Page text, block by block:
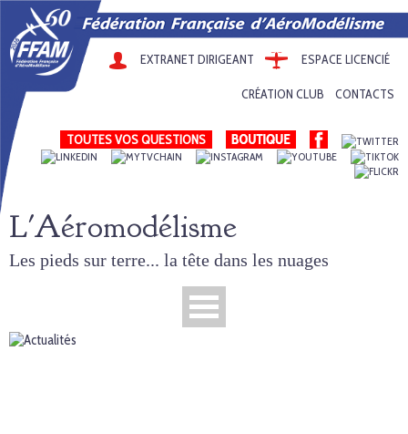
EXTRANET DIRIGEANT ESPACE LICENCIÉ
CRÉATION CLUB CONTACTS
TOUTES VOS QUESTIONS
L'Aéromodélisme
Les pieds sur terre... la tête dans les nuages